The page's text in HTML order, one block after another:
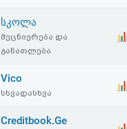
სკოლა
მეცნიერება და
განათლება
Vico
სხვადასხვა
Creditbook.Ge